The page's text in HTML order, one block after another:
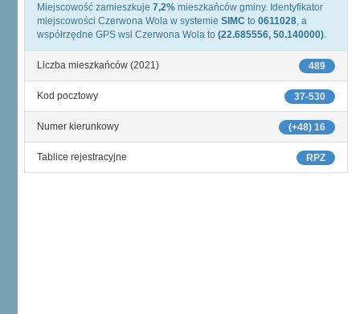
Miejscowość zamieszkuje 7,2% mieszkańców gminy. Identyfikator
miejscowości Czerwona Wola w systemie SIMC to 0611028, a
współrzędne GPS wsi Czerwona Wola to (22.685556, 50.140000).
489
Liczba mieszkańców (2021)
37-530
Kod pocztowy
(+48) 16
Numer kierunkowy
RPZ
Tablice rejestracyjne